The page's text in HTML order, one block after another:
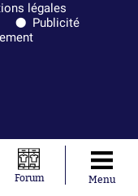
légales
Publicité
Forum Menu